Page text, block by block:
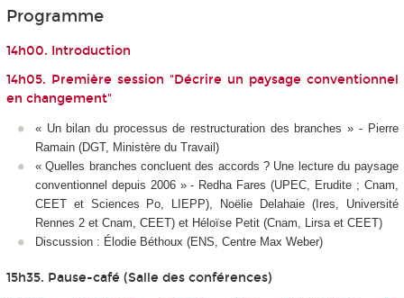
Programme
14h00. Introduction
14h05. Première session "Décrire un paysage conventionnel
en changement"
« Un bilan du processus de restructuration des branches » - Pierre
Ramain (DGT, Ministère du Travail)
« Quelles branches concluent des accords ? Une lecture du paysage
conventionnel depuis 2006 » - Redha Fares (UPEC, Erudite ; Cnam,
CEET et Sciences Po, LIEPP), Noëlie Delahaie (Ires, Université
Rennes 2 et Cnam, CEET) et Héloïse Petit (Cnam, Lirsa et CEET)
Discussion : Élodie Béthoux (ENS, Centre Max Weber)
15h35. Pause-café (Salle des conférences)